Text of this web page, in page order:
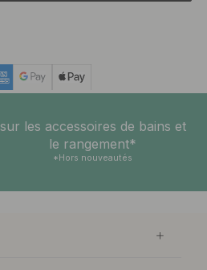
sur les accessoires de bains et
le rangement*
*Hors nouveautés